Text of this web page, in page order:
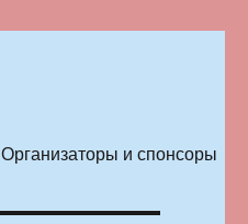
Организаторы и спонсоры